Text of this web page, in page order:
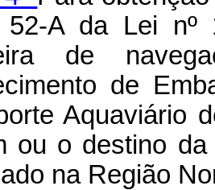
A da Lei nº
de
de
Aquaviário
ou o destino
na Região